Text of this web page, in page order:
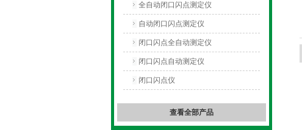
全自动闭口闪点测定仪
自动闭口闪点测定仪
闭口闪点全自动测定仪
闭口闪点自动测定仪
闭口闪点仪
查看全部产品